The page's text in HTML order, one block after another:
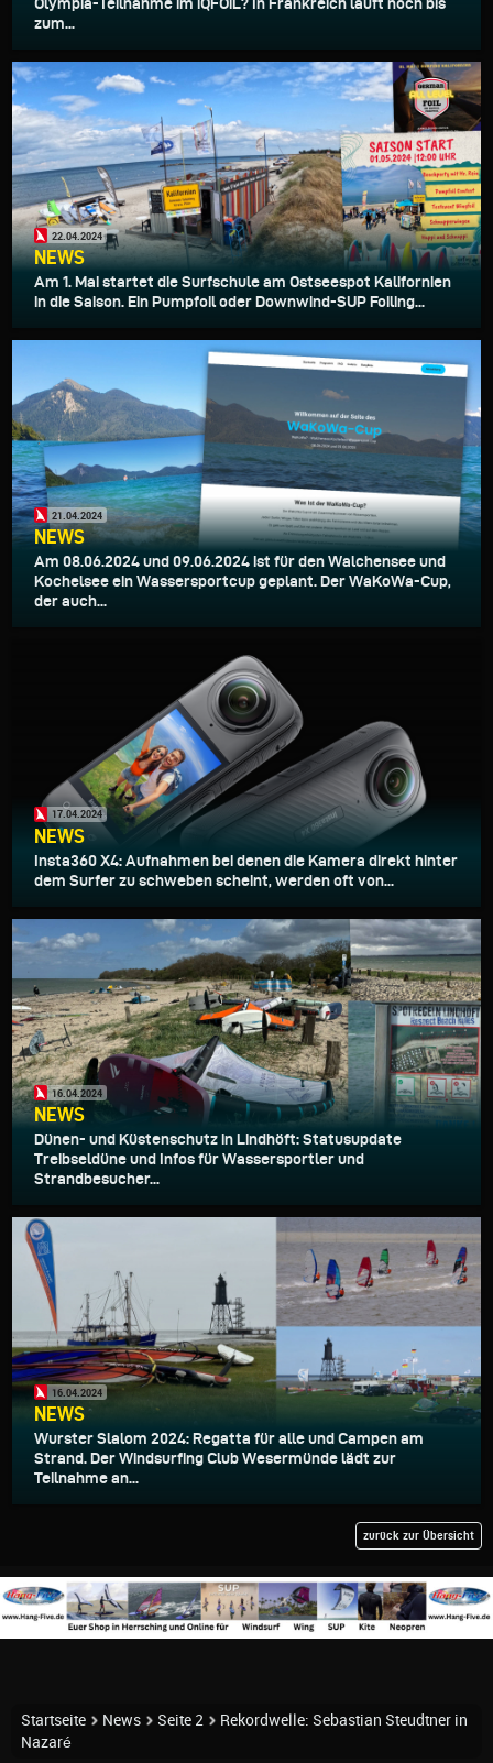
zum...
22.04.2024
NEWS
Am 1. Mai startet die Surfschule am Ostseespot Kalifornien
in die Saison. Ein Pumpfoil oder Downwind-SUP Foiling...
21.04.2024
NEWS
Am 08.06.2024 und 09.06.2024 ist für den Walchensee und
Kochelsee ein Wassersportcup geplant. Der WaKoWa-Cup,
der auch...
17.04.2024
NEWS
Insta360 X4: Aufnahmen bei denen die Kamera direkt hinter
dem Surfer zu schweben scheint, werden oft von...
16.04.2024
NEWS
Dünen- und Küstenschutz in Lindhöft: Statusupdate
Treibseldüne und Infos für Wassersportler und
Strandbesucher...
16.04.2024
NEWS
Wurster Slalom 2024: Regatta für alle und Campen am
Strand. Der Windsurfing Club Wesermünde lädt zur
Teilnahme an...
zurück zur Übersicht
Startseite News Seite 2
Rekordwelle: Sebastian Steudtner in
Nazaré